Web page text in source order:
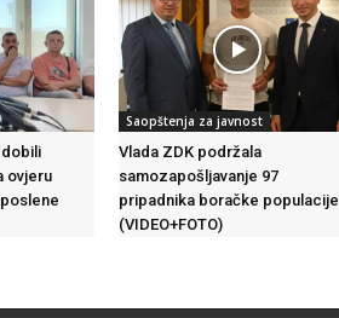
dobili
ovjeru
Saopštenja za javnost
Vlada ZDK podržala
samozapošljavanje 97
pripadnika boračke populacije
(VIDEO+FOTO)